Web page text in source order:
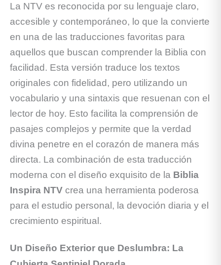
La NTV es reconocida por su lenguaje claro,
accesible y contemporáneo, lo que la convierte
en una de las traducciones favoritas para
aquellos que buscan comprender la Biblia con
facilidad. Esta versión traduce los textos
originales con fidelidad, pero utilizando un
vocabulario y una sintaxis que resuenan con el
lector de hoy. Esto facilita la comprensión de
pasajes complejos y permite que la verdad
divina penetre en el corazón de manera más
directa. La combinación de esta traducción
moderna con el diseño exquisito de la Biblia
Inspira NTV crea una herramienta poderosa
para el estudio personal, la devoción diaria y el
crecimiento espiritual.
Un Diseño Exterior que Deslumbra: La